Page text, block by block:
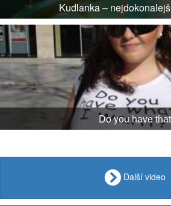
Kudlanka –
Do you have that
Další video